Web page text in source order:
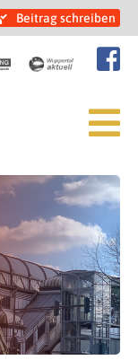
Beitrag schreiben